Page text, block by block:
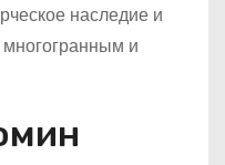
наследие и
и